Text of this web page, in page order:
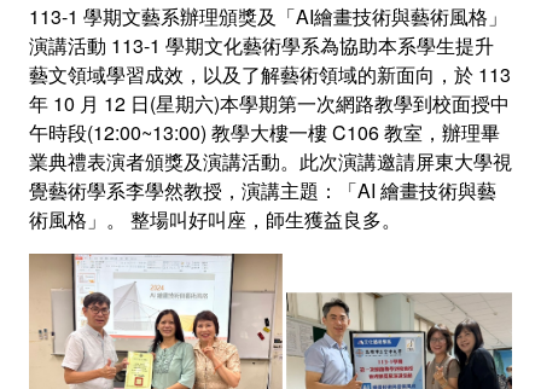
113-1 學期文藝系辦理頒獎及「AI繪畫技術與藝術風格」
演講活動 113-1 學期文化藝術學系為協助本系學生提升
藝文領域學習成效，以及了解藝術領域的新面向，於 113
年 10 月 12 日(星期六)本學期第一次網路教學到校面授中
午時段(12:00~13:00) 教學大樓一樓 C106 教室，辦理畢
業典禮表演者頒獎及演講活動。此次演講邀請屏東大學視
覺藝術學系李學然教授，演講主題：「AI 繪畫技術與藝
術風格」。 整場叫好叫座，師生獲益良多。